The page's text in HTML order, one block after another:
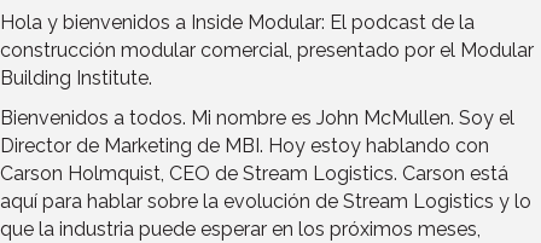
Hola y bienvenidos a Inside Modular: El podcast de la
construcción modular comercial, presentado por el Modular
Building Institute.
Bienvenidos a todos. Mi nombre es John McMullen. Soy el
Director de Marketing de MBI. Hoy estoy hablando con
Carson Holmquist, CEO de Stream Logistics. Carson está
aquí para hablar sobre la evolución de Stream Logistics y lo
que la industria puede esperar en los próximos meses,